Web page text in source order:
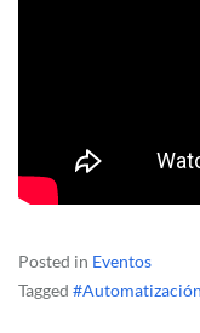
Posted in Eventos
Tagged #Automatización